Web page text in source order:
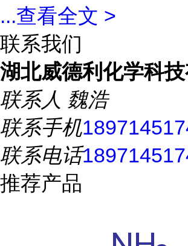
...查看全文 >
联系我们
湖北威德利化学科技
联系人 魏浩
联系手机
联系电话
推荐产品